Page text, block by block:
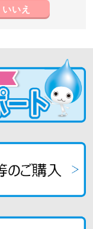
いいえ